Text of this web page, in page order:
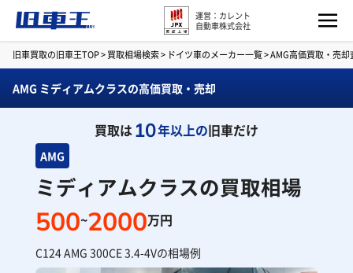
運営：カレント
自動車株式会社
旧車買取の旧車王TOP>買取相場検索> ドイツ車のメーカー一覧>AMG高価買取・売却
AMG ミディアムクラスの高価買取・売却
買取は10年以上の旧車だけ
AMG
ミディアムクラスの買取相場
500~2000万円
C124 AMG 300CE 3.4-4Vの相場例